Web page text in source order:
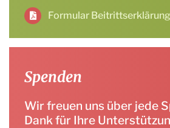
Formular Beitrittserklärung
Spenden
Wir freuen uns über jede
Dank für Ihre